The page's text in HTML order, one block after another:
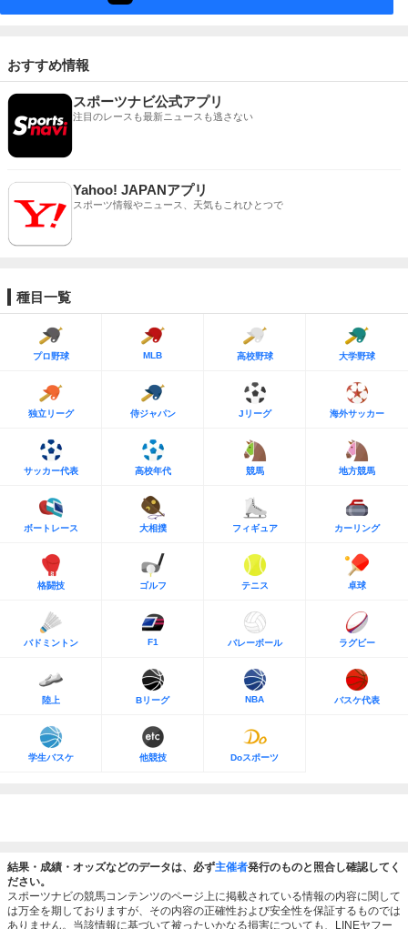
おすすめ情報
スポーツナビ公式アプリ
注目のレースも最新ニュースも逃さない
Yahoo! JAPANアプリ
スポーツ情報やニュース、天気もこれひとつで
種目一覧
プロ野球 MLB 高校野球 大学野球
独立リーグ 侍ジャパン Jリーグ 海外サッカー
サッカー代表 高校年代 競馬 地方競馬
ボートレース 大相撲 フィギュア カーリング
格闘技 ゴルフ テニス 卓球
バドミントン F1 バレーボール ラグビー
陸上 Bリーグ NBA バスケ代表
学生バスケ 他競技 Doスポーツ
結果・成績・オッズなどのデータは、必ず主催者発行のものと照合し確認してく
ださい。
スポーツナビの競馬コンテンツのページ上に掲載されている情報の内容に関して
は万全を期しておりますが、その内容の正確性および安全性を保証するものでは
ありません。当該情報に基づいて被ったいかなる損害についても、LINEヤフー